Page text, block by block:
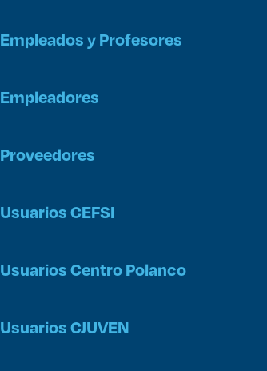
Empleados y Profesores
Empleadores
Proveedores
Usuarios CEFSI
Usuarios Centro Polanco
Usuarios CJUVEN